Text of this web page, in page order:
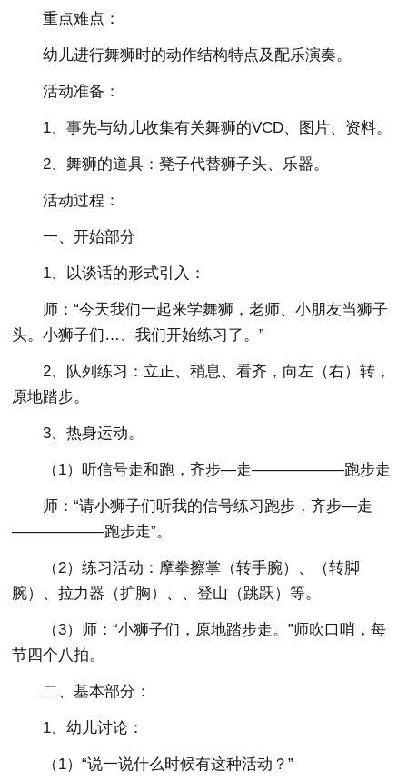
重点难点：
幼儿进行舞狮时的动作结构特点及配乐演奏。
活动准备：
1、事先与幼儿收集有关舞狮的VCD、图片、资料。
2、舞狮的道具：凳子代替狮子头、乐器。
活动过程：
一、开始部分
1、以谈话的形式引入：
师：“今天我们一起来学舞狮，老师、小朋友当狮子
头。小狮子们…、我们开始练习了。”
2、队列练习：立正、稍息、看齐，向左（右）转，
原地踏步。
3、热身运动。
（1）听信号走和跑，齐步—走——————跑步走
师：“请小狮子们听我的信号练习跑步，齐步—走
——————跑步走”。
（2）练习活动：摩拳擦掌（转手腕）、（转脚
腕）、拉力器（扩胸）、、登山（跳跃）等。
（3）师：“小狮子们，原地踏步走。”师吹口哨，每
节四个八拍。
二、基本部分：
1、幼儿讨论：
（1）“说一说什么时候有这种活动？”